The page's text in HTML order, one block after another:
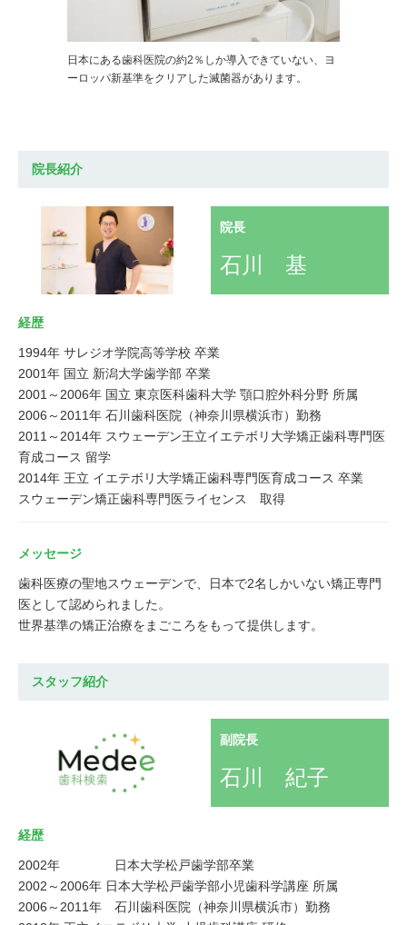
日本にある歯科医院の約2％しか導入できていない、ヨ
ーロッパ新基準をクリアした滅菌器があります。
院長紹介
院長
石川 基
経歴
1994年 サレジオ学院高等学校 卒業
2001年 国立 新潟大学歯学部 卒業
2001～2006年 国立 東京医科歯科大学 顎口腔外科分野 所属
2006～2011年 石川歯科医院（神奈川県横浜市）勤務
2011～2014年 スウェーデン王立イエテボリ大学矯正歯科専門医
育成コース 留学
2014年 王立 イエテボリ大学矯正歯科専門医育成コース 卒業
スウェーデン矯正歯科専門医ライセンス 取得
メッセージ
歯科医療の聖地スウェーデンで、日本で2名しかいない矯正専門
医として認められました。
世界基準の矯正治療をまごころをもって提供します。
スタッフ紹介
副院長
石川 紀子
経歴
2002年 日本大学松戸歯学部卒業
2002～2006年 日本大学松戸歯学部小児歯科学講座 所属
2006～2011年 石川歯科医院（神奈川県横浜市）勤務